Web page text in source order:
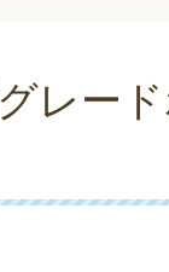
レー